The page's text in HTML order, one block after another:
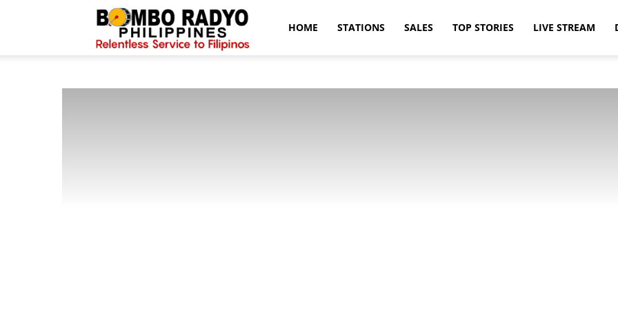
HOME STATIONS SALES TOP STORIES LIVE STREAM